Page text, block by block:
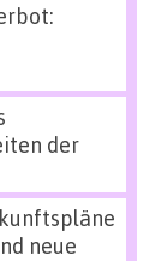
der
neue